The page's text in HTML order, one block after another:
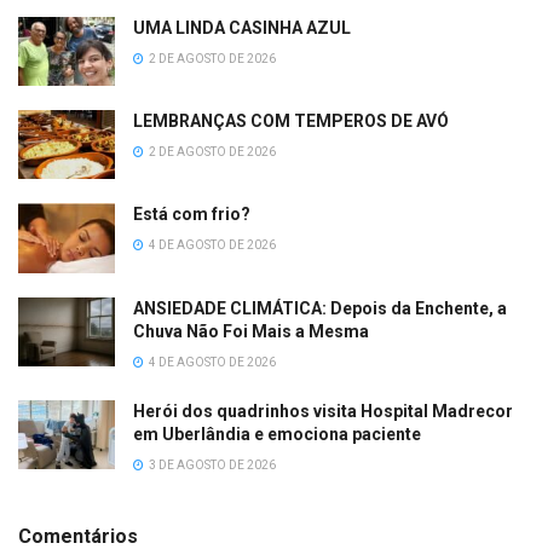
UMA LINDA CASINHA AZUL
2 DE AGOSTO DE 2026
LEMBRANÇAS COM TEMPEROS DE AVÓ
2 DE AGOSTO DE 2026
Está com frio?
4 DE AGOSTO DE 2026
ANSIEDADE CLIMÁTICA: Depois da Enchente, a
Chuva Não Foi Mais a Mesma
4 DE AGOSTO DE 2026
Herói dos quadrinhos visita Hospital Madrecor
em Uberlândia e emociona paciente
3 DE AGOSTO DE 2026
Comentários